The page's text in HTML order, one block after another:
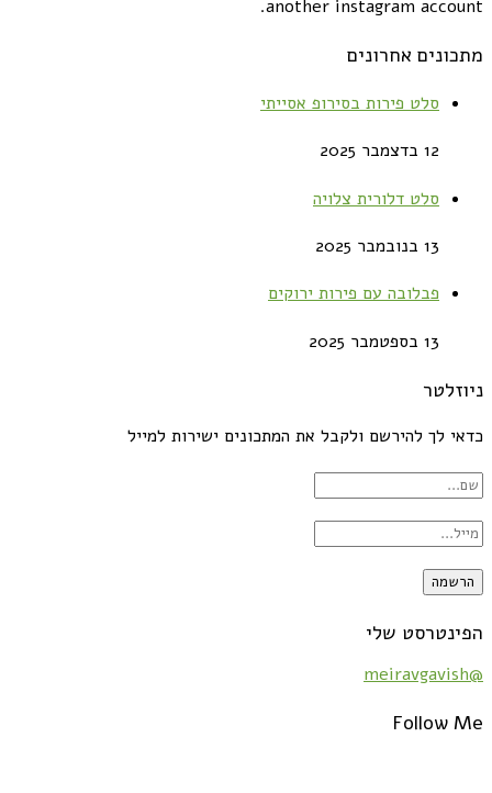
another instagram account.
מתכונים אחרונים
סלט פירות בסירופ אסייתי
12 בדצמבר 2025
סלט דלורית צלויה
13 בנובמבר 2025
פבלובה עם פירות ירוקים
13 בספטמבר 2025
ניוזלטר
כדאי לך להירשם ולקבל את המתכונים ישירות למייל
הפינטרסט שלי
@meiravgavish
Follow Me